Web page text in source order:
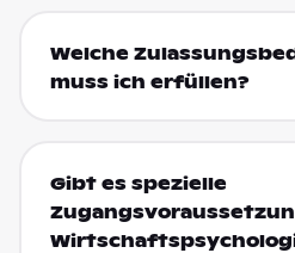
Welche
muss ich erfüllen?
Gibt es spezielle